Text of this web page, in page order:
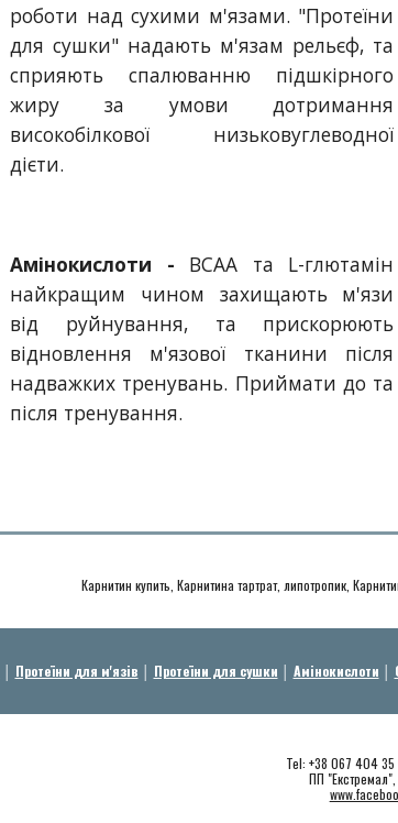
роботи над сухими м'язами. "Протеїни
для сушки" надають м'язам рельєф, та
сприяють спалюванню підшкірного
жиру за умови дотримання
високобілкової низьковуглеводної
дієти.
Амінокислоти - ВСАА та L-глютамін
найкращим чином захищають м'язи
від руйнування, та прискорюють
відновлення м'язової тканини після
надважких тренувань. Приймати до та
після тренування.
Карнитин купить, Карнитина тартрат, липотропик,
│ Протеїни для м'язів │ Протеїни для сушки │ Амінокислоти │
Tel: +38 067 404 35
ПП